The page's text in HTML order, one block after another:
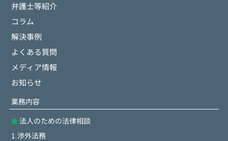
弁護士等紹介
コラム
解決事例
よくある質問
メディア情報
お知らせ
業務内容
法人のための法律相談
1.渉外法務